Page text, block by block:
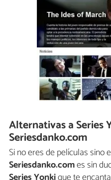
Alternativas a Series
Seriesdanko.com
Si no eres de películas sino
Seriesdanko.comes sin